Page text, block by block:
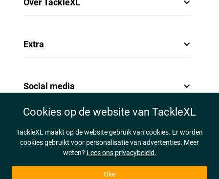
Over TackleXL
Extra
Social media
Cookies op de website van TackleXL
TackleXL maakt op de website gebruik van cookies. Er worden
cookies gebruikt voor personalisatie van advertenties. Meer
weten? Lees ons privacybeleid.
Oke